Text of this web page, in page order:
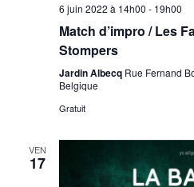
6 juin 2022 à 14h00 - 19h00
Match d’impro / Les
Stompers
Jardin Albecq Rue Fernand
Belgique
Gratuit
VEN
17